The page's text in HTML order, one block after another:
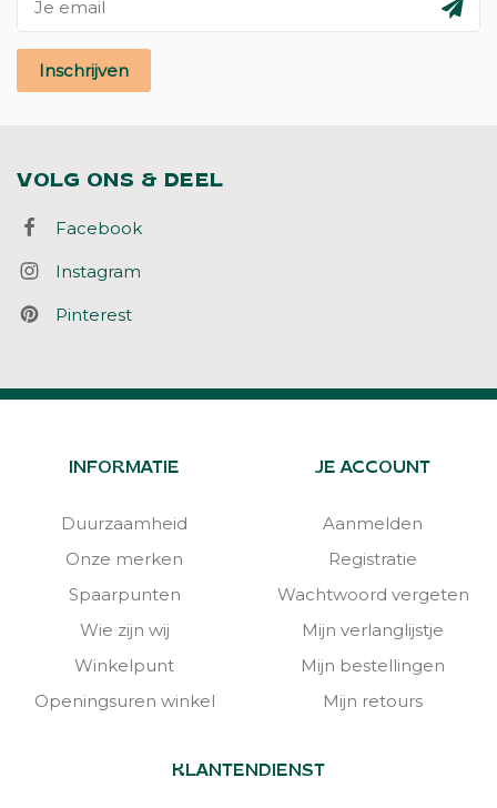
Inschrijven
VOLG ONS & DEEL
Facebook
Instagram
Pinterest
INFORMATIE
Duurzaamheid
Onze merken
Spaarpunten
Wie zijn wij
Winkelpunt
Openingsuren winkel
JE ACCOUNT
Aanmelden
Registratie
Wachtwoord vergeten
Mijn verlanglijstje
Mijn bestellingen
Mijn retours
KLANTENDIENST